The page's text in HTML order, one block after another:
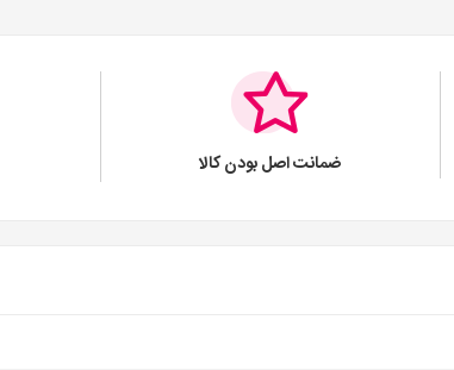
ضمانت اصل بودن کالا